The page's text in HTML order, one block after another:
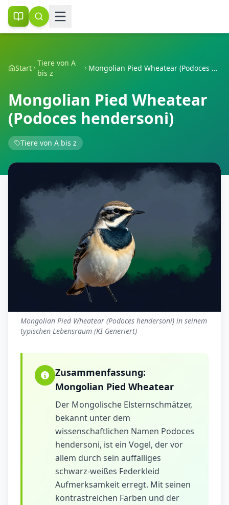
Start
Tiere von A
bis z
Mongolian Pied Wheatear (Podoces hendersoni)
Mongolian Pied Wheatear
(Podoces hendersoni)
Tiere von A bis z
Mongolian Pied Wheatear (Podoces hendersoni) in seinem
typischen Lebensraum (KI Generiert)
Zusammenfassung:
Mongolian Pied Wheatear
Der Mongolische Elsternschmätzer,
bekannt unter dem
wissenschaftlichen Namen Podoces
hendersoni, ist ein Vogel, der vor
allem durch sein auffälliges
schwarz-weißes Federkleid
Aufmerksamkeit erregt. Mit seinen
kontrastreichen Farben und der